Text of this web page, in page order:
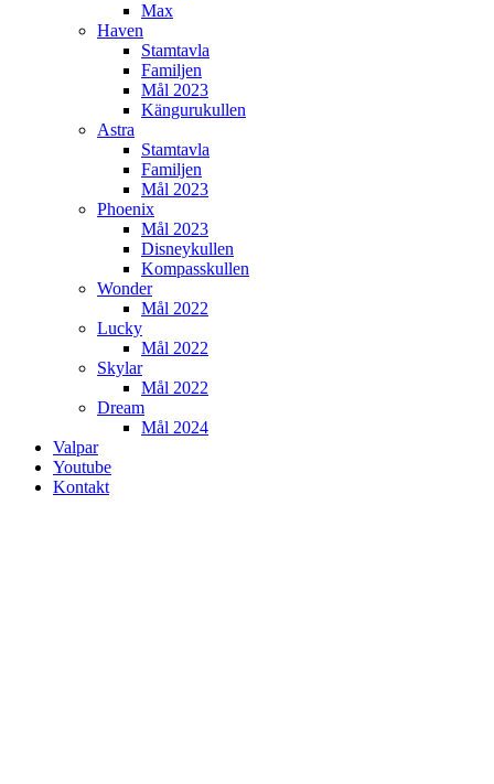
Max
Haven
Stamtavla
Familjen
Mål 2023
Kängurukullen
Astra
Stamtavla
Familjen
Mål 2023
Phoenix
Mål 2023
Disneykullen
Kompasskullen
Wonder
Mål 2022
Lucky
Mål 2022
Skylar
Mål 2022
Dream
Mål 2024
Valpar
Youtube
Kontakt